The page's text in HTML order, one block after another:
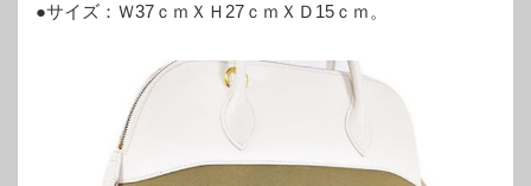
●サイズ：Ｗ37ｃｍＸＨ27ｃｍＸＤ15ｃｍ。